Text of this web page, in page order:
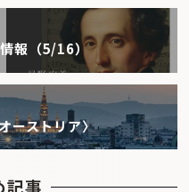
報（5/16）
ーストリア〉
記事